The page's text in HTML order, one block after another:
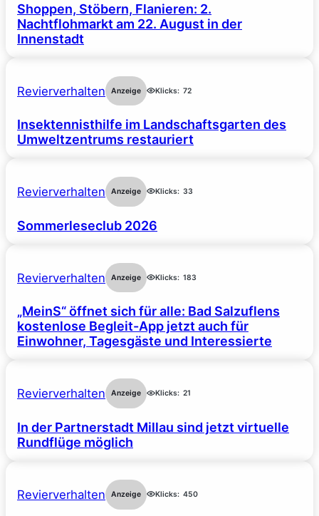
Shoppen, Stöbern, Flanieren: 2.
Nachtflohmarkt am 22. August in der
Innenstadt
Revierverhalten Anzeige Klicks: 72
Insektennisthilfe im Landschaftsgarten des
Umweltzentrums restauriert
Revierverhalten Anzeige Klicks: 33
Sommerleseclub 2026
Revierverhalten Anzeige Klicks: 183
„MeinS“ öffnet sich für alle: Bad Salzuflens
kostenlose Begleit-App jetzt auch für
Einwohner, Tagesgäste und Interessierte
Revierverhalten Anzeige Klicks: 21
In der Partnerstadt Millau sind jetzt virtuelle
Rundflüge möglich
Revierverhalten Anzeige Klicks: 450